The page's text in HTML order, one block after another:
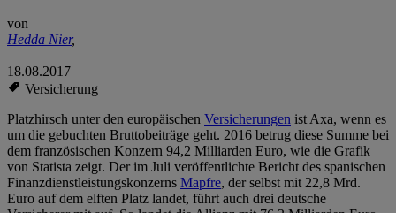
von
Hedda Nier,
18.08.2017
Versicherung
Platzhirsch unter den europäischen Versicherungen ist Axa, wenn es
um die gebuchten Bruttobeiträge geht. 2016 betrug diese Summe bei
dem französischen Konzern 94,2 Milliarden Euro, wie die Grafik
von Statista zeigt. Der im Juli veröffentlichte Bericht des spanischen
Finanzdienstleistungskonzerns Mapfre, der selbst mit 22,8 Mrd.
Euro auf dem elften Platz landet, führt auch drei deutsche